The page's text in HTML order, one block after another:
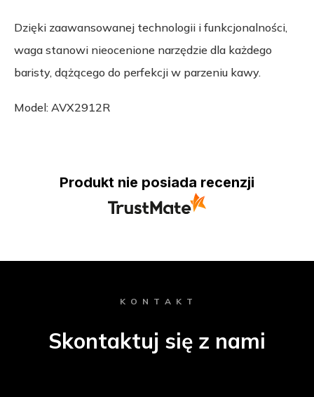
Dzięki zaawansowanej technologii i funkcjonalności,
waga stanowi nieocenione narzędzie dla każdego
baristy, dążącego do perfekcji w parzeniu kawy.
Model: AVX2912R
Produkt nie posiada recenzji
K O N T A K T
Skontaktuj się z nami